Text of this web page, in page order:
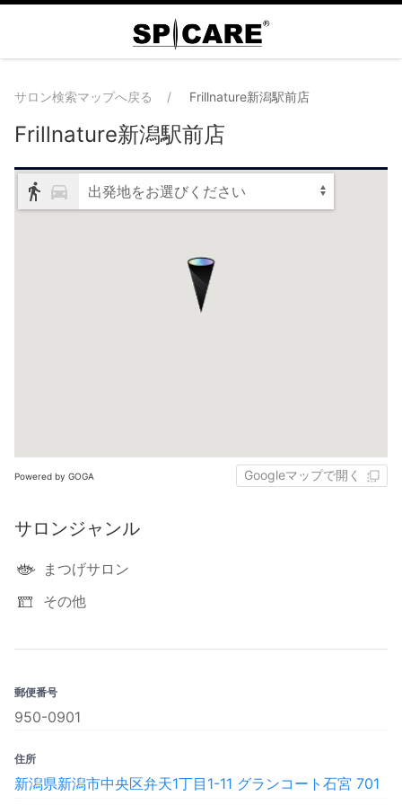
サロン検索マップへ戻る Frillnature新潟駅前店
Frillnature新潟駅前店
出発地をお選びください
Powered by GOGA Googleマップで開く
サロンジャンル
まつげサロン
その他
郵便番号
950-0901
住所
新潟県新潟市中央区弁天1丁目1-11 グランコート石宮 701